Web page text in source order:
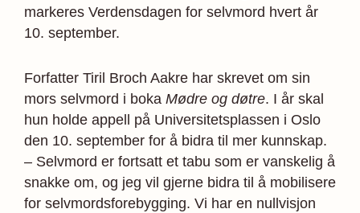
markeres Verdensdagen for selvmord hvert år
10. september.
Forfatter Tiril Broch Aakre har skrevet om sin
mors selvmord i boka Mødre og døtre. I år skal
hun holde appell på Universitetsplassen i Oslo
den 10. september for å bidra til mer kunnskap.
– Selvmord er fortsatt et tabu som er vanskelig å
snakke om, og jeg vil gjerne bidra til å mobilisere
for selvmordsforebygging. Vi har en nullvisjon